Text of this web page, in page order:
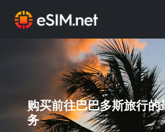
购买前往巴巴多斯旅行的
务
购买前往巴巴多斯旅行的
务